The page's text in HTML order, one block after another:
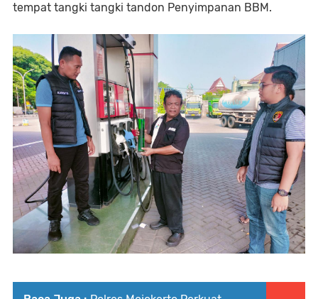
tempat tangki tangki tandon Penyimpanan BBM.